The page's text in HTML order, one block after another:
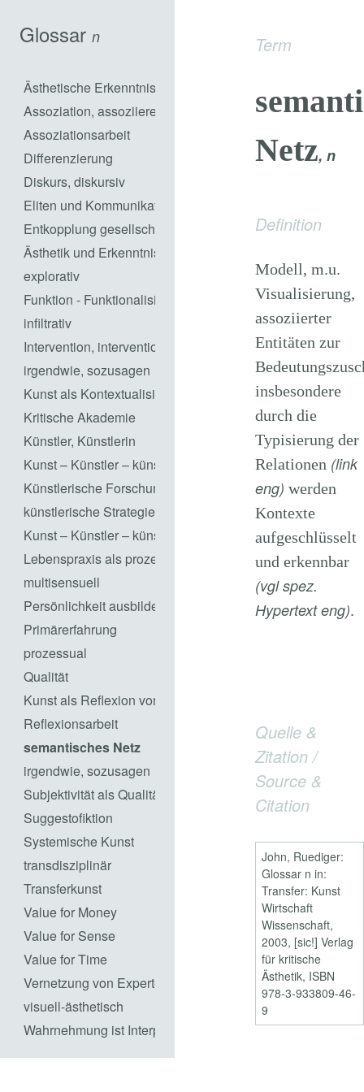
Glossar n
Ästhetische Erkenntnisarbeit
Assoziation, assoziieren
Assoziationsarbeit
Differenzierung
Diskurs, diskursiv
Eliten und Kommunikation
Entkopplung gesellschaftlicher Subsysteme
Ästhetik und Erkenntnisarbeit in praktischem Handeln
explorativ
Funktion - Funktionalisierung
infiltrativ
Intervention, interventionistisch
irgendwie, sozusagen
Kunst als Kontextualisierung von Ästhetik
Kritische Akademie
Künstler, Künstlerin
Kunst – Künstler – künstlerisch Handeln
Künstlerische Forschung
künstlerische Strategien
Kunst – Künstler – künstlerisch Handeln
Lebenspraxis als prozesshaftes Gestalten
multisensuell
Persönlichkeit ausbilden
Primärerfahrung
prozessual
Qualität
Kunst als Reflexion von Gesellschaft / Kunst als
Reflexionsarbeit
semantisches Netz
irgendwie, sozusagen
Subjektivität als Qualität
Suggestofiktion
Systemische Kunst
transdisziplinär
Transferkunst
Value for Money
Value for Sense
Value for Time
Vernetzung von Experten
visuell-ästhetisch
Wahrnehmung ist Interpretation
Term
Netz, n
Definition
Modell, m.u.
Visualisierung,
assoziierter
Entitäten zur
insbesondere
durch die
Typisierung der
Relationen (link
eng) werden
Kontexte
aufgeschlüsselt
und erkennbar
(vgl spez.
Hypertext eng).
Quelle &
Zitation /
Source &
Citation
John, Ruediger:
Glossar n in:
Transfer: Kunst
Wirtschaft
Wissenschaft,
2003, [sic!] Verlag
für kritische
Ästhetik, ISBN
978-3-933809-46-
9